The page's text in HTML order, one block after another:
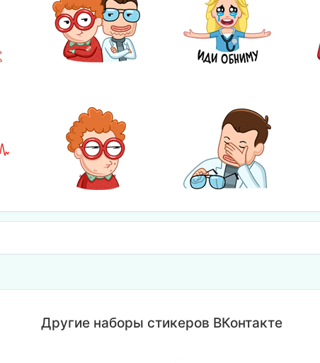
Другие наборы стикеров ВКонтакте